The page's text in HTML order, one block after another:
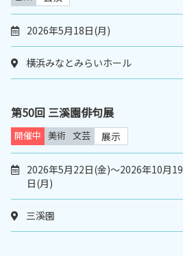
2026年5月18日(月)
横浜みなとみらいホール
第50回 三溪園俳句展
開催中 美術 文芸 展示
2026年5月22日(金)～2026年10月19
日(月)
三溪園